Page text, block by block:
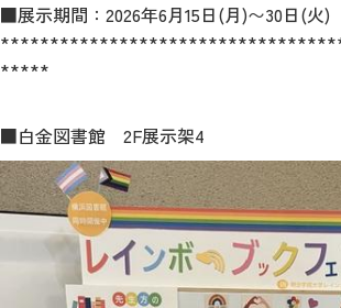
■展示期間：2026年6月15日(月)〜30日(火)
*****
■白金図書館 2F展示架4